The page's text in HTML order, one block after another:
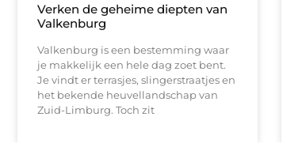
Verken de geheime diepten van
Valkenburg
Valkenburg is een bestemming waar
je makkelijk een hele dag zoet bent.
Je vindt er terrasjes, slingerstraatjes en
het bekende heuvellandschap van
Zuid-Limburg. Toch zit